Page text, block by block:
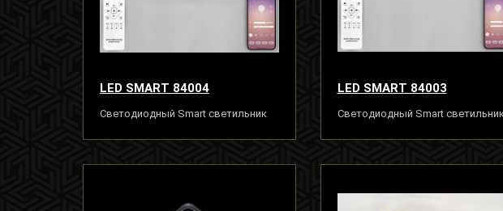
LED SMART 84004
Светодиодный Smart светильник
дома, белый
LED SMART 84003
Светодиодный Smart
дома, белый-черный